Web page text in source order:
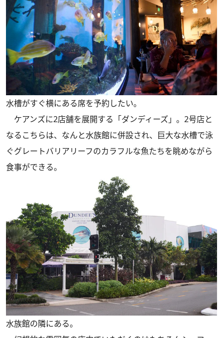
水槽がすぐ横にある席を予約したい。
ケアンズに2店舗を展開する「ダンディーズ」。2号店と
なるこちらは、なんと水族館に併設され、巨大な水槽で泳
ぐグレートバリアリーフのカラフルな魚たちを眺めながら
食事ができる。
水族館の隣にある。